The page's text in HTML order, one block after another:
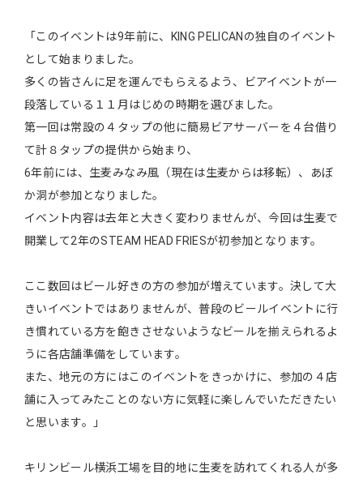
「このイベントは9年前に、KING PELICANの独自のイベント
として始まりました。
多くの皆さんに足を運んでもらえるよう、ビアイベントが一
段落している１１月はじめの時期を選びました。
第一回は常設の４タップの他に簡易ビアサーバーを４台借り
て計８タップの提供から始まり、
6年前には、生麦みなみ風（現在は生麦からは移転）、あぼ
か洞が参加となりました。
イベント内容は去年と大きく変わりませんが、今回は生麦で
開業して2年のSTEAM HEAD FRIESが初参加となります。
ここ数回はビール好きの方の参加が増えています。決して大
きいイベントではありませんが、普段のビールイベントに行
き慣れている方を飽きさせないようなビールを揃えられるよ
うに各店舗準備をしています。
また、地元の方にはこのイベントをきっかけに、参加の４店
舗に入ってみたことのない方に気軽に楽しんでいただきたい
と思います。」
キリンビール横浜工場を目的地に生麦を訪れてくれる人が多